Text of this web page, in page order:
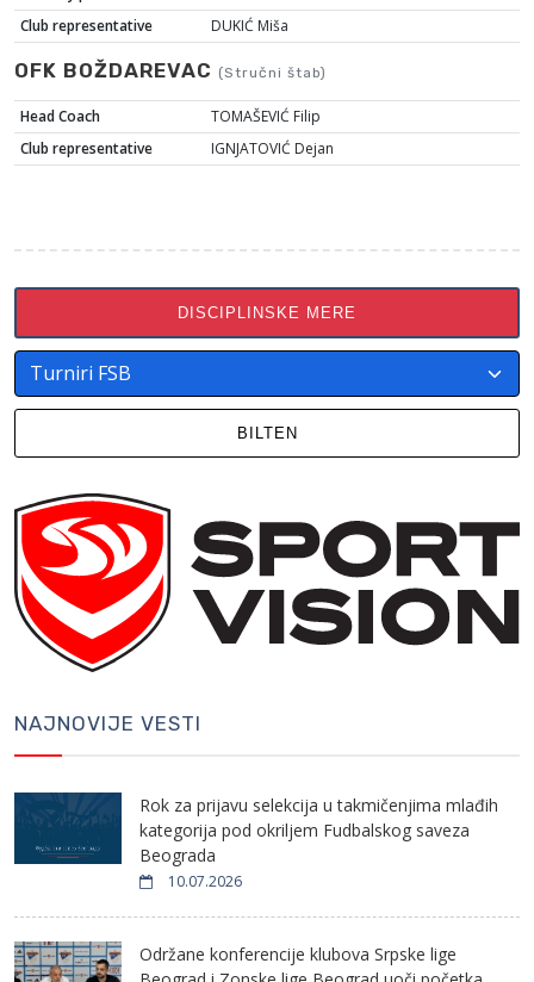
Club representative
DUKIĆ Miša
OFK BOŽDAREVAC (Stručni štab)
Head Coach
TOMAŠEVIĆ Filip
Club representative
IGNJATOVIĆ Dejan
DISCIPLINSKE MERE
BILTEN
NAJNOVIJE VESTI
Rok za prijavu selekcija u takmičenjima mlađih
kategorija pod okriljem Fudbalskog saveza
Beograda
10.07.2026
Održane konferencije klubova Srpske lige